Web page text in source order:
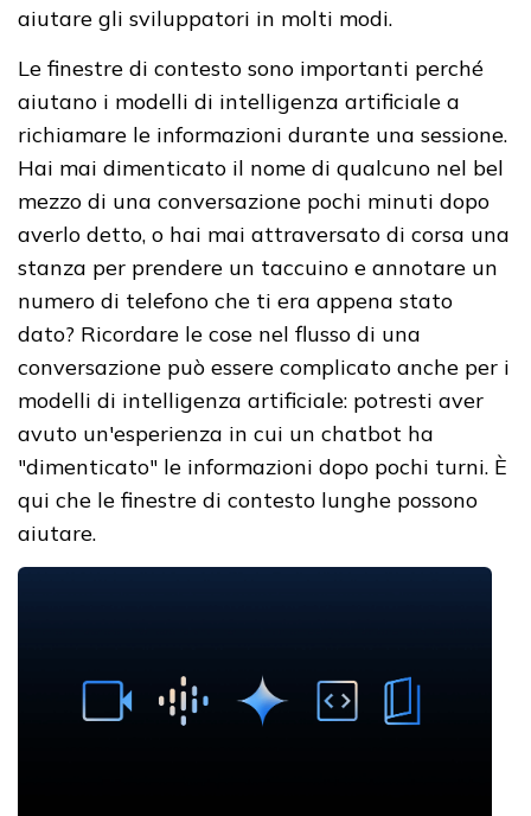
aiutare gli sviluppatori in molti modi.
Le finestre di contesto sono importanti perché
aiutano i modelli di intelligenza artificiale a
richiamare le informazioni durante una sessione.
Hai mai dimenticato il nome di qualcuno nel bel
mezzo di una conversazione pochi minuti dopo
averlo detto, o hai mai attraversato di corsa una
stanza per prendere un taccuino e annotare un
numero di telefono che ti era appena stato
dato? Ricordare le cose nel flusso di una
conversazione può essere complicato anche per i
modelli di intelligenza artificiale: potresti aver
avuto un'esperienza in cui un chatbot ha
"dimenticato" le informazioni dopo pochi turni. È
qui che le finestre di contesto lunghe possono
aiutare.